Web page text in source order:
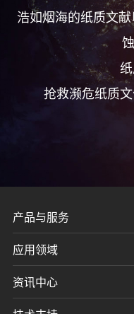
浩如烟海的纸质文
抢救濒危纸质
产品与服务
应用领域
资讯中心